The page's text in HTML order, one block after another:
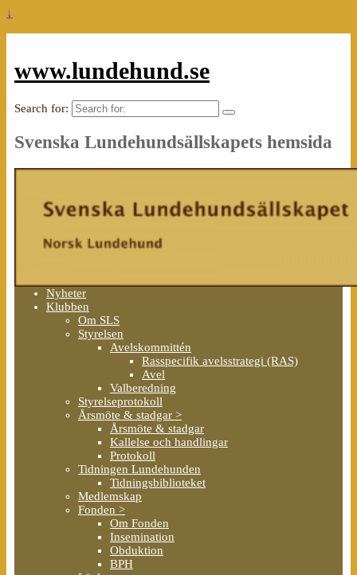
↓
www.lundehund.se
Search for:
Svenska Lundehundsällskapets hemsida
Nyheter
Klubben
Om SLS
Styrelsen
Avelskommittén
Rasspecifik avelsstrategi (RAS)
Avel
Valberedning
Styrelseprotokoll
Årsmöte & stadgar >
Årsmöte & stadgar
Kallelse och handlingar
Protokoll
Tidningen Lundehunden
Tidningsbiblioteket
Medlemskap
Fonden >
Om Fonden
Insemination
Obduktion
BPH